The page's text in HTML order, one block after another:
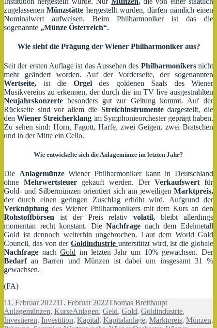
zugelassenenMünzstätte hergestellt wurden, dürfen nämlich einen
Nominalwert aufweisen. Beim Philharmoniker ist das die
sogenannte „Münze Österreich“.
Wie sieht die Prägung der Wiener Philharmoniker aus?
Seit der ersten Auflage ist das Aussehen des Philharmonikersnicht
mehr geändert worden. Auf der Vorderseite, der sogenannten
Wertseite, ist die Orgeldes goldenen Saals des Wiener
Musikvereins zu erkennen, der durch die im TV live ausgestrahlten
Neujahrskonzerte besonders gut zur Geltung kommt. Auf der
Rückseite sind vor allem die Streichinstrumentedargestellt, die
denWiener Streicherklang im Symphonieorchester geprägt haben.
Zu sehen sind: Horn, Fagott, Harfe, zwei Geigen, zwei Bratschen
und in der Mitte ein Cello.
Wie entwickelte sich die Anlagemünze im letzten Jahr?
Die AnlagemünzeWiener Philharmoniker kann in Deutschland
ohne Mehrwertsteuergekauft werden. DerVerkaufswert für
Gold- und Silbermünzen orientiert sich am jeweiligen Marktpreis,
der durch einen geringen Zuschlag erhöht wird. Aufgrund der
Verknüpfung des Wiener Philharmonikers mit dem Kurs an den
Rohstoffbörsen ist der Preis relativvolatil, bleibt allerdings
momentan recht konstant. DieNachfrage nach dem Edelmetall
Gold ist dennoch weiterhin ungebrochen. Laut dem World Gold
Council, das von derGoldindustrie unterstützt wird, ist die globale
Nachfrage nachGold im letzten Jahr um 10% gewachsen. Der
Bedarfan Barren und Münzen ist dabei um insgesamt 31 %
gewachsen.
(FA)
Veröffentlicht
am
11. Februar 202211. Februar 2022Autor
Thomas BreithauptKategorien
Anlagemünzen, KurseSchlagwörter
Anlagen, Geld, Gold, Goldindustrie,
Investieren, Investition, Kapital, Kapitalanlage, Marktpreis, Münzen,